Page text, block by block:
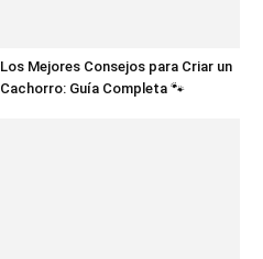
Los Mejores Consejos para Criar un
Cachorro: Guía Completa 🐾